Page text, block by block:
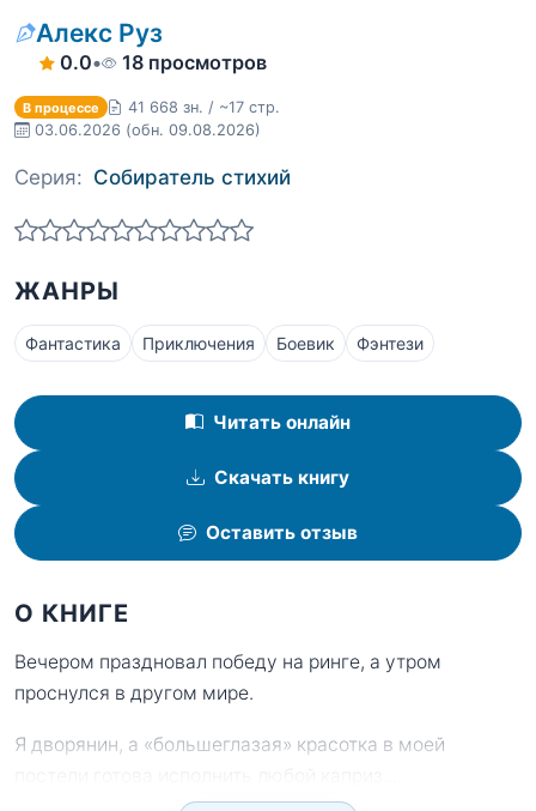
Алекс Руз
0.0• 18 просмотров
В процессе
41 668 зн. / ~17 стр.
03.06.2026 (обн. 09.08.2026)
Серия: Собиратель стихий
ЖАНРЫ
Фантастика Приключения Боевик Фэнтези
Читать онлайн
Скачать книгу
Оставить отзыв
О КНИГЕ
Вечером праздновал победу на ринге, а утром
проснулся в другом мире.
Я дворянин, а «большеглазая» красотка в моей